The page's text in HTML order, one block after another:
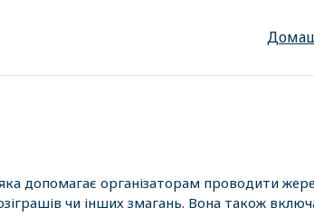
допомагає організаторам проводити
чи інших змагань. Вона також